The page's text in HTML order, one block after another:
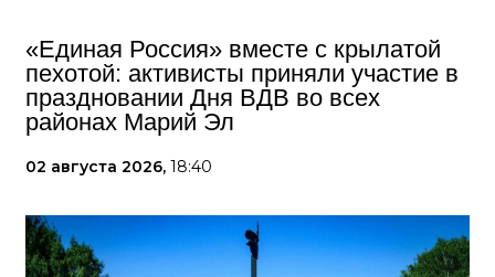
«Единая Россия» вместе с крылатой
пехотой: активисты приняли участие в
праздновании Дня ВДВ во всех
районах Марий Эл
02 августа 2026, 18:40